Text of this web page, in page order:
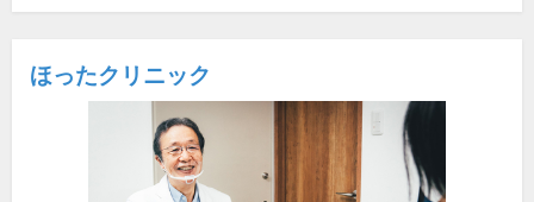
ほったクリニック